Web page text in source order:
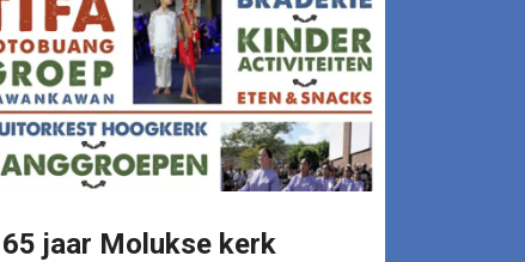
65 jaar Molukse kerk